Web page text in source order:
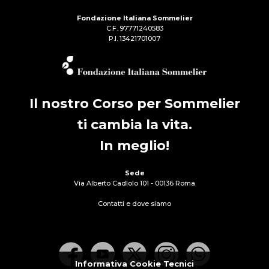
Fondazione Italiana Sommelier
C.F. 97771240583
P.I. 13421701007
Il nostro Corso per Sommelier
ti cambia la vita.
In meglio!
Sede
Via Alberto Cadlolo 101 - 00136 Roma
Contatti e dove siamo
Informativa Cookie Tecnici